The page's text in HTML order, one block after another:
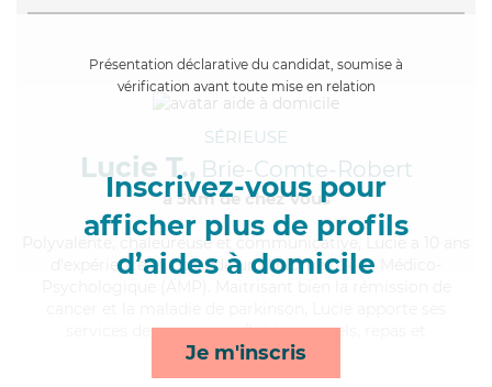
Présentation déclarative du candidat, soumise à
vérification avant toute mise en relation
Inscrivez-vous pour
afficher plus de profils
d’aides à domicile
Je m'inscris
SÉRIEUSE
Lucie T., Brie-Comte-Robert
à 5km de chez Vous
, chaleureuse et communicative, Lucie a 10 ans
d'expérience et possède un diplôme d'Aide Médico-
services de compagnie/loisirs, rappels, repas et
lever/coucher*